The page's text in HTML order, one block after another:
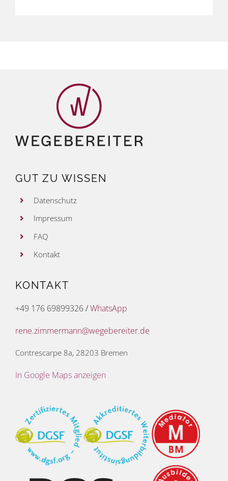
GUT ZU WISSEN
Datenschutz
Impressum
FAQ
Kontakt
KONTAKT
+49 176 69899326/WhatsApp
rene.zimmermann@wegebereiter.de
Contrescarpe 8a, 28203 Bremen
In Google Maps anzeigen